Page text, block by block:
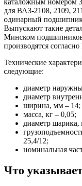
для ВАЗ-2108, 2109,
одинарный
Выпускают такие
Минском
производятся
Технические
следующие:
диаметр
диаметр
ширина, мм – 14;
масса, кг – 0,05;
диаметр шарика,
25,4/12;
номинальная
Что